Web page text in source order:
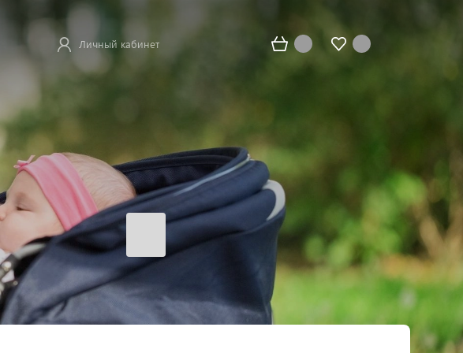
Личный кабинет